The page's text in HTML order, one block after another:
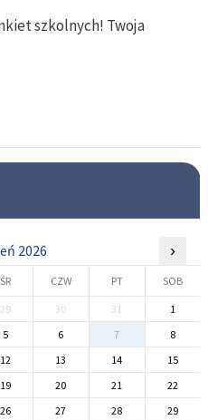
szkolnych! Twoja
2026 ›
ŚR CZW PT SOB
29 30 31
1
5 6 7
8
12 13 14
15
19 20 21
22
26 27 28
29